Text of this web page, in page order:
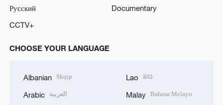
Русский
Documentary
CCTV+
CHOOSE YOUR LANGUAGE
Albanian Shqip
Arabic العربية
Lao ລາວ
Malay Bahasa Melayu